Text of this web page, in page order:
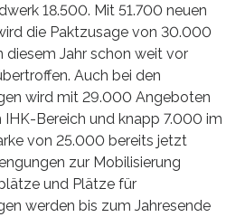
18.500. Mit 51.700 neuen
die Paktzusage von 30.000
diesem Jahr schon weit vor
Auch bei den
wird mit 29.000 Angeboten
Bereich und knapp 7.000 im
von 25.000 bereits jetzt
zur Mobilisierung
und Plätze für
werden bis zum Jahresende